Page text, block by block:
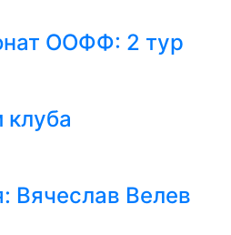
ООФФ: 2 тур
клуба
Вячеслав Велев